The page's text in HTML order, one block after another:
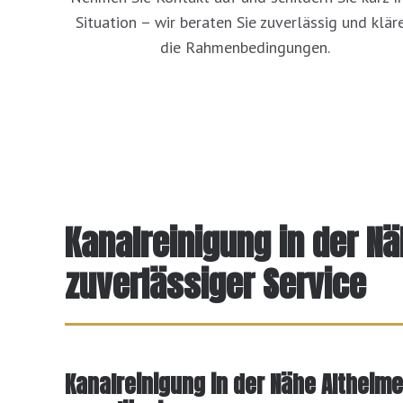
Situation – wir beraten Sie zuverlässig und
die Rahmenbedingungen.
Kanalreinigung in der
zuverlässiger Service
Kanalreinigung in der Nähe